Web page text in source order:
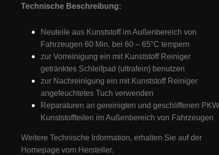
Technische Beschreibung:
Neuteile aus Kunststoff im Außenbereich von
Fahrzeugen 60 Min. bei 60 – 65°C tempern
zur Vorreinigung ein mit Kunststoff Reiniger
getränktes Schleifpad (ultrafein) benutzen
zur Nachreinigung ein mit Kunststoff Reiniger
angefeuchtetes Tuch verwenden
Reparaturen an gereinigten und geschliffenen
Kunststoffteilen im Außenbereich von Fahrzeugen
Weitere Technische Information, erhalten Sie auf der
Homepage vom Hersteller.